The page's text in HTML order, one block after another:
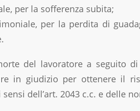
per la sofferenza subita;
per la perdita di
del lavoratore a seguito
in giudizio per ottenere il
dell’art. 2043 c.c. e delle